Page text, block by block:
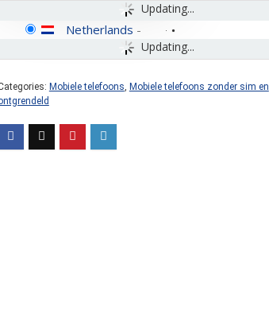
Updating...
Updating...
Netherlands -
Mobiele telefoons, Mobiele telefoons zonder sim en